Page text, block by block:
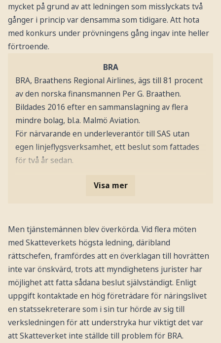
mycket på grund av att ledningen som misslyckats två
gånger i princip var densamma som tidigare. Att hota
med konkurs under prövningens gång ingav inte heller
förtroende.
BRA
BRA, Braathens Regional Airlines, ägs till 81 procent
av den norska finansmannen Per G. Braathen.
Bildades 2016 efter en sammanslagning av flera
mindre bolag, bl.a. Malmö Aviation.
För närvarande en underleverantör till SAS utan
egen linjeflygsverksamhet, ett beslut som fattades
för två år sedan.
Visa mer
Men tjänstemännen blev överkörda. Vid flera möten
med Skatteverkets högsta ledning, däribland
rättschefen, framfördes att en överklagan till hovrätten
inte var önskvärd, trots att myndighetens jurister har
möjlighet att fatta sådana beslut självständigt. Enligt
uppgift kontaktade en hög företrädare för näringslivet
en statssekreterare som i sin tur hörde av sig till
verksledningen för att understryka hur viktigt det var
att Skatteverket inte ställde till problem för BRA.